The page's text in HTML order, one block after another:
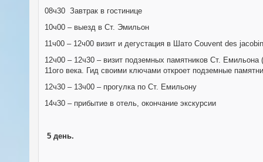
08ч30 Завтрак в гостинице
10ч00 – выезд в Ст. Эмильон
11ч00 – 12ч00 визит и дегустация в Шато Couvent des
12ч00 – 12ч30 – визит подземных памятников Ст.
11ого века. Гид своими ключами откроет подземные
12ч30 – 13ч00 – прогулка по Ст. Емильону
14ч30 – прибытие в отель, окончание экскурсии
5 день.